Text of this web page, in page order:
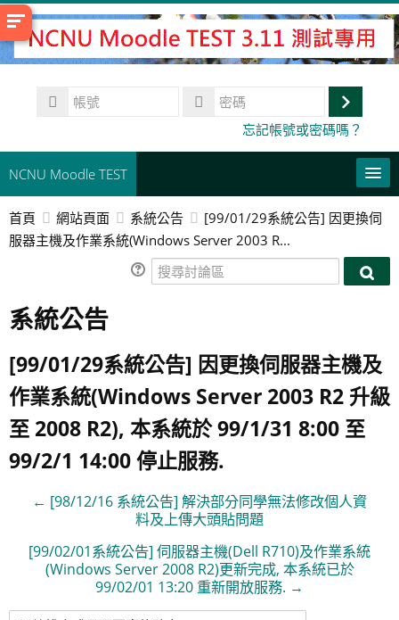
跳
至
主
登
忘記帳號或密碼嗎？
NCNU Moodle TEST
常用連結
程
首頁 網站頁面 系統公告
[99/01/29系統公告] 因更換伺
服器主機及作業系統(Windows Server 2003 R...
搜
搜
區
系統公告
[99/01/29系統公告] 因更換伺服器主機及
作業系統(Windows Server 2003 R2 升級
至 2008 R2), 本系統於 99/1/31 8:00 至
99/2/1 14:00 停止服務.
← [98/12/16 系統公告] 解決部分同學無法修改個人資
料及上傳大頭貼問題
[99/02/01系統公告] 伺服器主機(Dell R710)及作業系統
(Windows Server 2008 R2)更新完成, 本系統已於
99/02/01 13:20 重新開放服務. →